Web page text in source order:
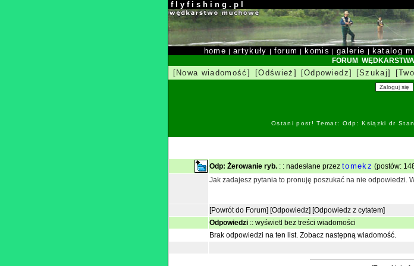
f l y f i s h i n g . p l
home |artykuły | forum | komis |galerie | katalog
FORUM
[Nowa wiadomość] [Odśwież] [Odpowiedz] [Szukaj]
Ostani post! Temat: Odp: Ksiązki dr
Odp: Żerowanie ryb. : : nadesłane przez tomekz (postów:
Jak zadajesz pytania to pronuję poszukać na nie odpowiedzi.
[Powrót do Forum] [Odpowiedz] [Odpowiedz z cytatem]
Odpowiedzi :: wyświetl bez treści wiadomości
Brak odpowiedzi na ten list. Zobacz następną wiadomość.